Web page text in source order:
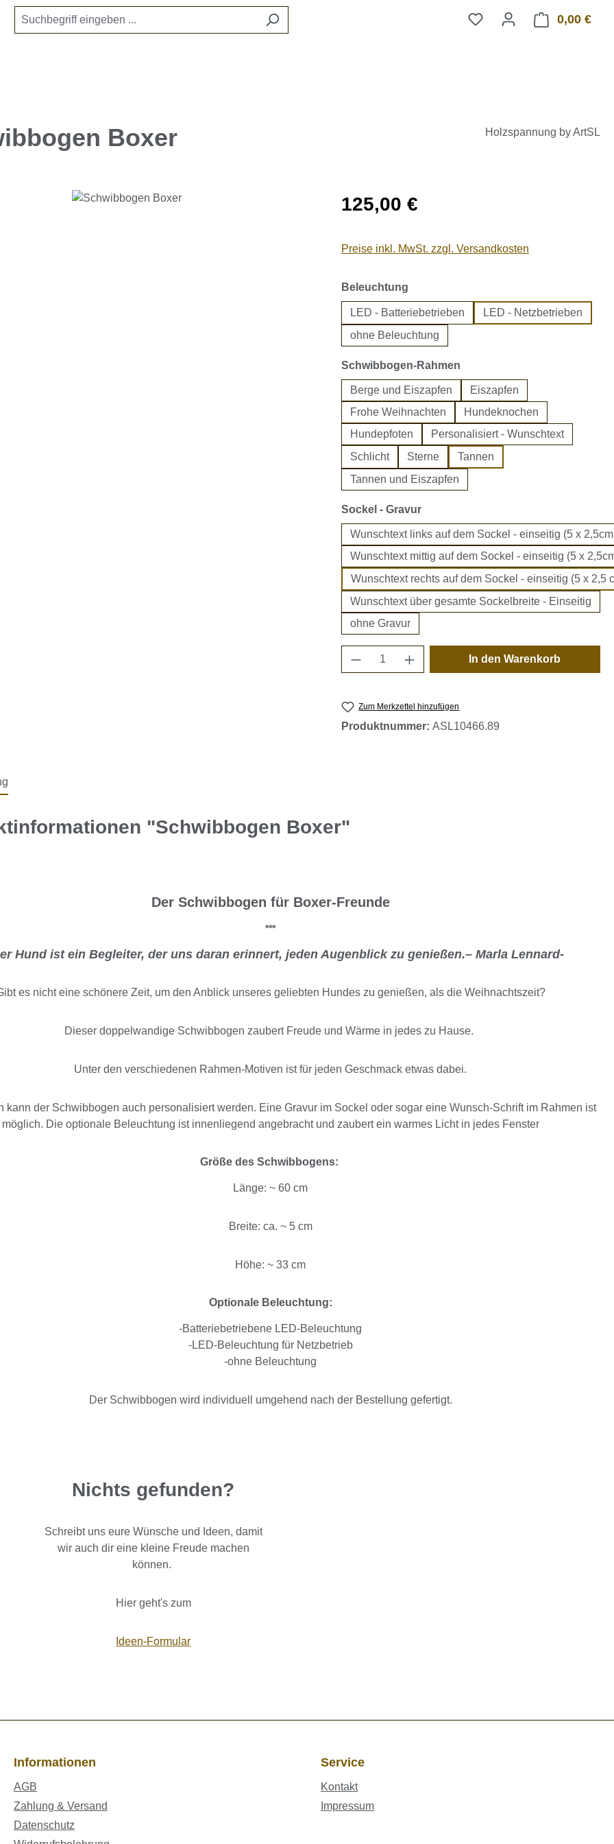
0,00 €
Boxer Holzspannung by ArtSL
Regulärer Preis:
125,00 €
Preise inkl. MwSt. zzgl. Versandkosten
Beleuchtung
LED - Batteriebetrieben
LED - Netzbetrieben
ohne Beleuchtung
Schwibbogen-Rahmen
Berge und Eiszapfen
Eiszapfen
Frohe Weihnachten
Hundeknochen
Hundepfoten
Personalisiert - Wunschtext
Schlicht
Sterne
Tannen
Tannen und Eiszapfen
Sockel - Gravurauswählen
Wunschtext links auf dem Sockel - einseitig (5 x
Wunschtext mittig auf dem Sockel - einseitig (5 x
Wunschtext rechts auf dem Sockel - einseitig (5 x 2,5
Wunschtext über gesamte Sockelbreite - Einseitig
ohne Gravur
Produkt Anzahl: Gib den
In den Warenkorb
Zum Merkzettel hinzufügen
Produktnummer:ASL10466.89
"Schwibbogen Boxer"
Der Schwibbogen für Boxer-Freunde
***
Hund ist ein Begleiter, der uns daran erinnert, jeden Augenblick zu genießen.– Marla Lennard-
es nicht eine schönere Zeit, um den Anblick unseres geliebten Hundes zu genießen, als die Weihnachtszeit?
Dieser doppelwandige Schwibbogen zaubert Freude und Wärme in jedes zu Hause.
Unter den verschiedenen Rahmen-Motiven ist für jeden Geschmack etwas dabei.
kann der Schwibbogen auch personalisiert werden. Eine Gravur im Sockel oder sogar eine Wunsch-Schrift im Rahmen ist
möglich. Die optionale Beleuchtung ist innenliegend angebracht und zaubert ein warmes Licht in jedes Fenster
Größe des Schwibbogens:
Länge: ~ 60 cm
Breite: ca. ~ 5 cm
Höhe: ~ 33 cm
Optionale Beleuchtung:
-Batteriebetriebene LED-Beleuchtung
-LED-Beleuchtung für Netzbetrieb
-ohne Beleuchtung
Der Schwibbogen wird individuell umgehend nach der Bestellung gefertigt.
Nichts gefunden?
Schreibt uns eure Wünsche und Ideen, damit
wir auch dir eine kleine Freude machen
können.
Hier geht's zum
Ideen-Formular
Informationen
AGB
Zahlung & Versand
Datenschutz
Service
Kontakt
Impressum